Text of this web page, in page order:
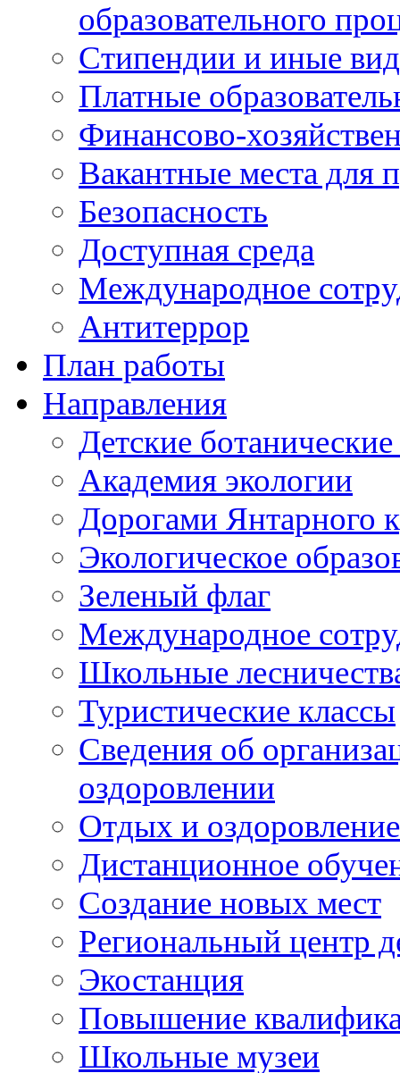
образовательного
Стипендии и иные
Платные
Финансово-
Вакантные места для
Безопасность
Доступная среда
Международное
Антитеррор
План работы
Направления
Детские
Академия экологии
Дорогами Янтарного
Экологическое
Зеленый флаг
Международное
Школьные
Туристические классы
Сведения об
оздоровлении
Отдых и
Дистанционное
Создание новых мест
Региональный центр
Экостанция
Повышение
Школьные музеи